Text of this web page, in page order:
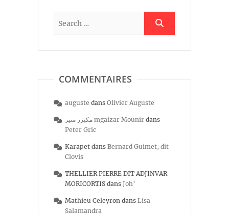
COMMENTAIRES
auguste dans Olivier Auguste
مكيزر منير mgaizar Mounir dans
Peter Gric
Karapet dans Bernard Guimet, dit
Clovis
THELLIER PIERRE DIT ADJINVAR
MORICORTIS dans Joh’
Mathieu Celeyron dans Lisa
Salamandra